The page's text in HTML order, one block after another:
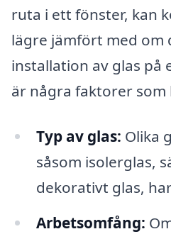
ruta i ett fönster, kan
lägre jämfört med om
installation av glas på
är några faktorer som
Typ av glas: Olika
såsom isolerglas,
dekorativt glas,
Arbetsomfång: